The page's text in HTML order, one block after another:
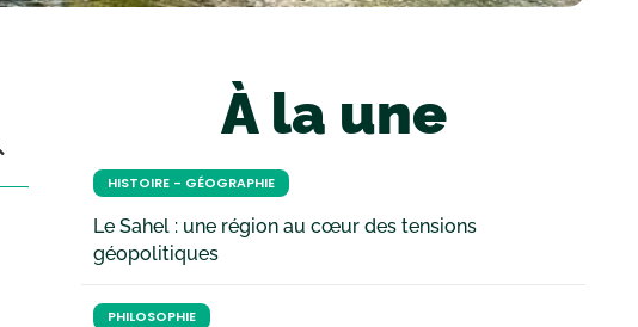
À la une
HISTOIRE - GÉOGRAPHIE
Le Sahel : une région au cœur des tensions
géopolitiques
PHILOSOPHIE